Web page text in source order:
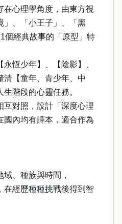
心理學角度，由東方視
」、「小王子」、「黑
個經典故事的「原型」特
恆少年】、【陰影】、
清【童年、青少年、中
階段的心靈任務。
對照，設計「深度心理
國內均有譯本，適合作為
、種族與時間，
在經歷種種挑戰後得到智